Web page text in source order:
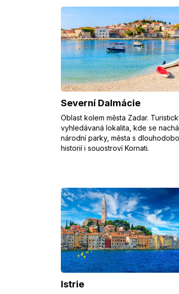
Severní Dalmácie
Oblast kolem města Zadar.
vyhledávaná lokalita, kde se
národní parky, města s
historií i souostroví Kornati.
Istrie